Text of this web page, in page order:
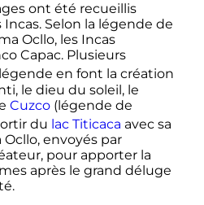
ont été recueillis
Selon la légende de
Ocllo, les Incas
Capac. Plusieurs
en font la création
le dieu du soleil, le
Cuzco(légende de
du lac Titicaca avec sa
envoyés par
pour apporter la
après le grand déluge